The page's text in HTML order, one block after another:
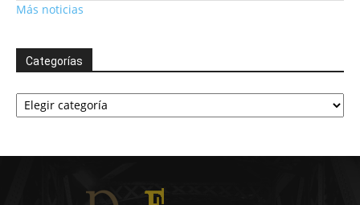
Más noticias
Categorías
Categorías